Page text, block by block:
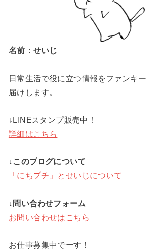
名前：せいじ
日常生活で役に立つ情報をファンキ
届けします。
↓LINEスタンプ販売中！
詳細はこちら
↓このブログについて
「にちプチ」とせいじについて
↓問い合わせフォーム
お問い合わせはこちら
お仕事募集中でーす！